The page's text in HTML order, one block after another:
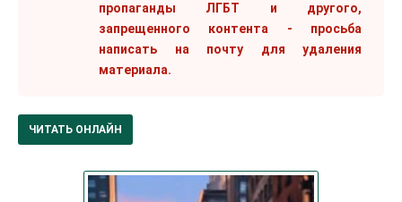
пропаганды ЛГБТ и другого,
запрещенного контента - просьба
написать на почту для удаления
материала.
ЧИТАТЬ ОНЛАЙН